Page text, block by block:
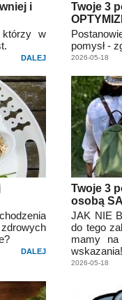
i
którzy w
DALEJ
Twoje 3
pomysł -
2026-05-18
DALEJ
Twoje 3
osobą
JAK NIE
do tego
mamy
wskazania!
2026-05-18